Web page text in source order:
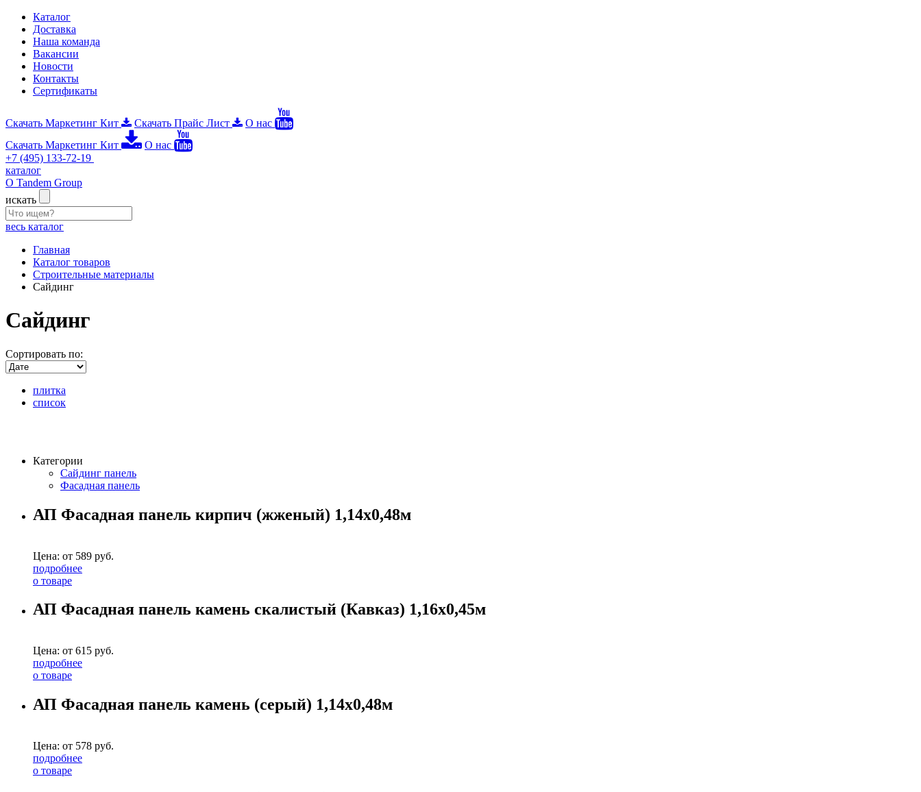
Каталог
Доставка
Наша команда
Вакансии
Новости
Контакты
Сертификаты
Скачать Маркетинг Кит Скачать Прайс Лист
О нас
Скачать Маркетинг Кит
О нас
+7 (495) 133-72-19
каталог
О Tandem Group
искать
весь каталог
Главная
Каталог товаров
Строительные материалы
Сайдинг
Сайдинг
Сортировать по:
плитка
список
Категории
Сайдинг панель
Фасадная панель
АП Фасадная панель кирпич (жженый) 1,14х0,48м
Цена: от 589 руб.
подробнее
о товаре
АП Фасадная панель камень скалистый (Кавказ) 1,16х0,45м
Цена: от 615 руб.
подробнее
о товаре
АП Фасадная панель камень (серый) 1,14х0,48м
Цена: от 578 руб.
подробнее
о товаре